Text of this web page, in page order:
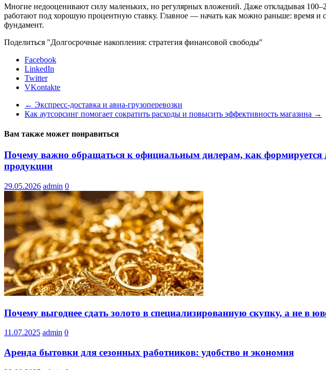
Многие недооценивают силу маленьких, но регулярных вложений. Даже откладывая
работают под хорошую процентную ставку. Главное — начать как можно раньше: время
фундамент.
Поделиться "Долгосрочные накопления: стратегия финансовой свободы"
Facebook
LinkedIn
Twitter
VKontakte
← Экспресс-доставка и авиа-грузоперевозки
Как аутсорсинг помогает сократить расходы и повысить эффективность магазина →
Вам также может понравиться
Почему важно обращаться к официальным дилерам, как формируется
продукции
29.05.2026 admin 0
Почему выгоднее сдать золото в специализированную скупку, а не в
11.07.2025 admin 0
Аренда бытовки для сезонных работников: удобство и экономия